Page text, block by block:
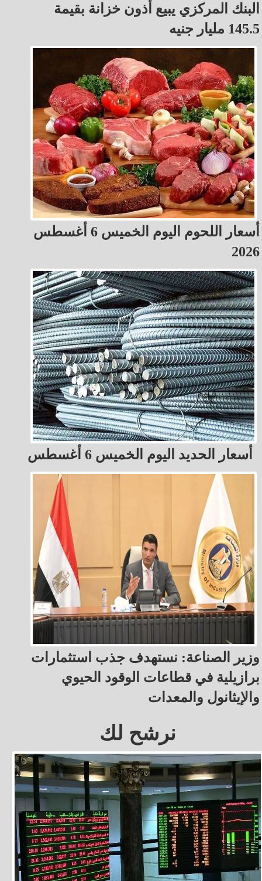
البنك المركزي يبيع أذون خزانة بقيمة
145.5 مليار جنيه
أسعار اللحوم اليوم الخميس 6 أغسطس
2026
أسعار الحديد اليوم الخميس 6 أغسطس
وزير الصناعة: نستهدف جذب استثمارات
برازيلية في قطاعات الوقود الحيوي
والإيثانول والمعدات
نرشح لك